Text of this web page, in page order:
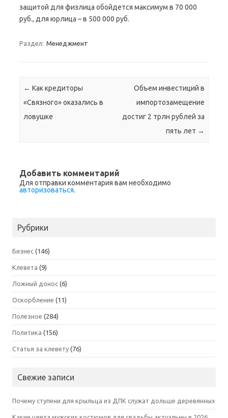
защитой для физлица обойдется максимум в 70 000
руб., для юрлица – в 500 000 руб.
Раздел: Менеджмент
Навигация по записям
← Как кредиторы
«Связного» оказались в
ловушке
Объем инвестиций в
импортозамещение
достиг 2 трлн рублей за
пять лет →
Добавить комментарий
Для отправки комментария вам необходимо
авторизоваться.
Рубрики
Бизнес (146)
Клевета (9)
Ложный донос (6)
Оскорбление (11)
Полезное (284)
Политика (156)
Статья за клевету (76)
Свежие записи
Почему ступени для крыльца из ДПК служат дольше деревянных